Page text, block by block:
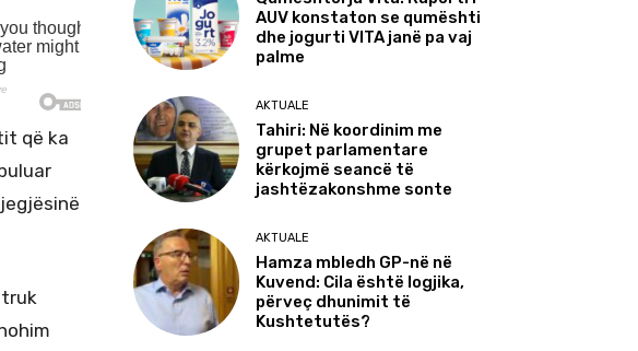
që ka
truk
AUV konstaton se qumështi
dhe jogurti VITA janë pa vaj
palme
AKTUALE
Tahiri: Në koordinim me
grupet parlamentare
kërkojmë seancë të
jashtëzakonshme sonte
AKTUALE
Hamza mbledh GP-në në
Kuvend: Cila është logjika,
përveç dhunimit të
Kushtetutës?